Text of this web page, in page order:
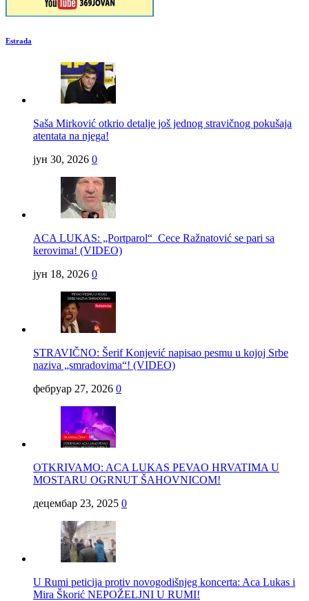
Estrada
Saša Mirković otkrio detalje još jednog stravičnog pokušaja
atentata na njega!
јун 30, 2026 0
ACA LUKAS: „Portparol“ Cece Ražnatović se pari sa
kerovima! (VIDEO)
јун 18, 2026 0
STRAVIČNO: Šerif Konjević napisao pesmu u kojoj Srbe
naziva „smradovima“! (VIDEO)
фебруар 27, 2026 0
OTKRIVAMO: ACA LUKAS PEVAO HRVATIMA U
MOSTARU OGRNUT ŠAHOVNICOM!
децембар 23, 2025 0
U Rumi peticija protiv novogodišnjeg koncerta: Aca Lukas i
Mira Škorić NEPOŽELJNI U RUMI!